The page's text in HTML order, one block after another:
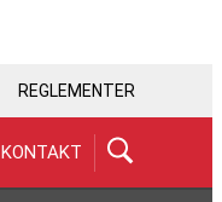
REGLEMENTER
KONTAKT